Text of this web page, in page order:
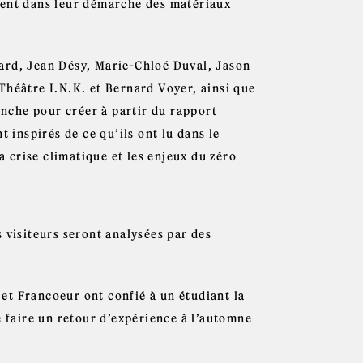
dans leur démarche des matériaux
Jean Désy, Marie-Chloé Duval, Jason
I.N.K. et Bernard Voyer, ainsi que
pour créer à partir du rapport
inspirés de ce qu’ils ont lu dans le
climatique et les enjeux du zéro
seront analysées par des
Francoeur ont confié à un étudiant la
un retour d’expérience à l’automne